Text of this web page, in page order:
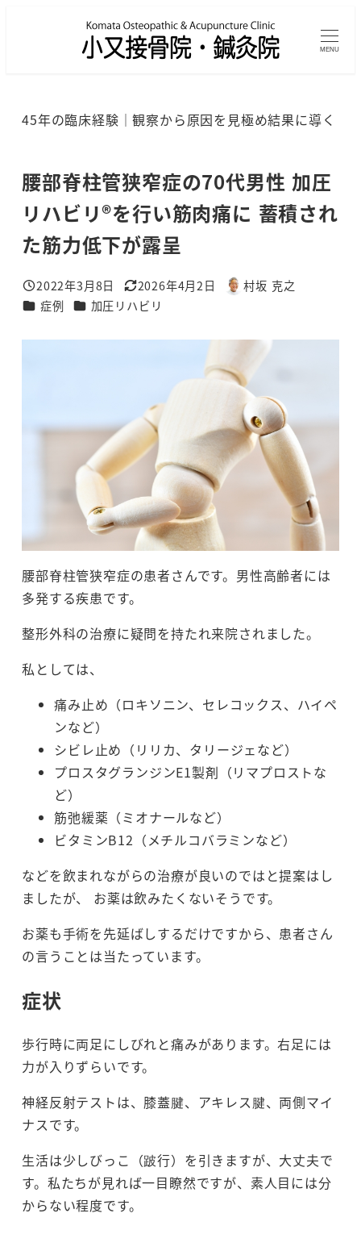
MENU
45年の臨床経験｜観察から原因を見極め結果に導く
腰部脊柱管狭窄症の70代男性 加圧
リハビリ®を行い筋肉痛に 蓄積され
た筋力低下が露呈
投稿日
2022年3月8日
更新日
2026年4月2日
著
村坂 克之
カテゴリー
症例 カテゴリー
加圧リハビリ
腰部脊柱管狭窄症の患者さんです。男性高齢者には
多発する疾患です。
整形外科の治療に疑問を持たれ来院されました。
私としては、
痛み止め（ロキソニン、セレコックス、ハイペ
ンなど）
シビレ止め（リリカ、タリージェなど）
プロスタグランジンE1製剤（リマプロストな
ど）
筋弛緩薬（ミオナールなど）
ビタミンB12（メチルコバラミンなど）
などを飲まれながらの治療が良いのではと提案はし
ましたが、 お薬は飲みたくないそうです。
お薬も手術を先延ばしするだけですから、患者さん
の言うことは当たっています。
症状
歩行時に両足にしびれと痛みがあります。右足には
力が入りずらいです。
神経反射テストは、膝蓋腱、アキレス腱、両側マイ
ナスです。
生活は少しびっこ（跛行）を引きますが、大丈夫で
す。私たちが見れば一目瞭然ですが、素人目には分
からない程度です。